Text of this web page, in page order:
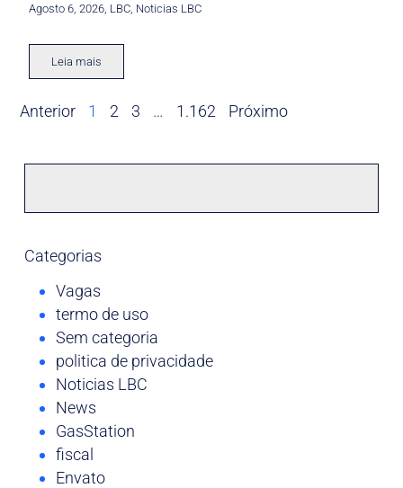
Agosto 6, 2026 LBC Noticias LBC
Leia mais
Anterior 1 2 3 … 1.162 Próximo
Categorias
Vagas
termo de uso
Sem categoria
politica de privacidade
Noticias LBC
News
GasStation
fiscal
Envato